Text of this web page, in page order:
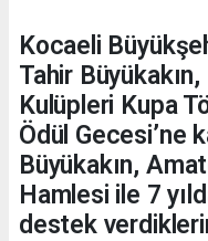
Kocaeli
Tahir
Kulüpleri Kupa
Ödül Gecesi’ne
Büyükakın,
Hamlesi ile 7
destek